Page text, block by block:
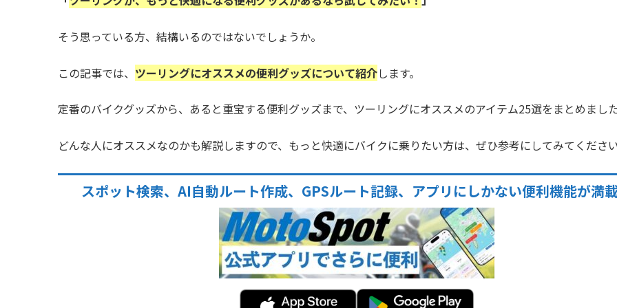
そう思っている方、結構いるのではないでしょうか。
この記事では、 ツーリングにオススメの便利グッズについて紹介します。
定番のバイクグッズから、あると重宝する便利グッズまで、ツーリングにオススメのアイテム25選をまとめました
どんな人にオススメなのかも解説しますので、もっと快適にバイクに乗りたい方は、ぜひ参考にしてみてください
スポット検索、AI自動ルート作成、GPSルート記録、アプリにしかない便利機能が満載